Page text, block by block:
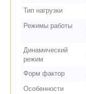
Тип нагрузки
Режимы работы
Динамический
режим
Форм фактор
Особенности